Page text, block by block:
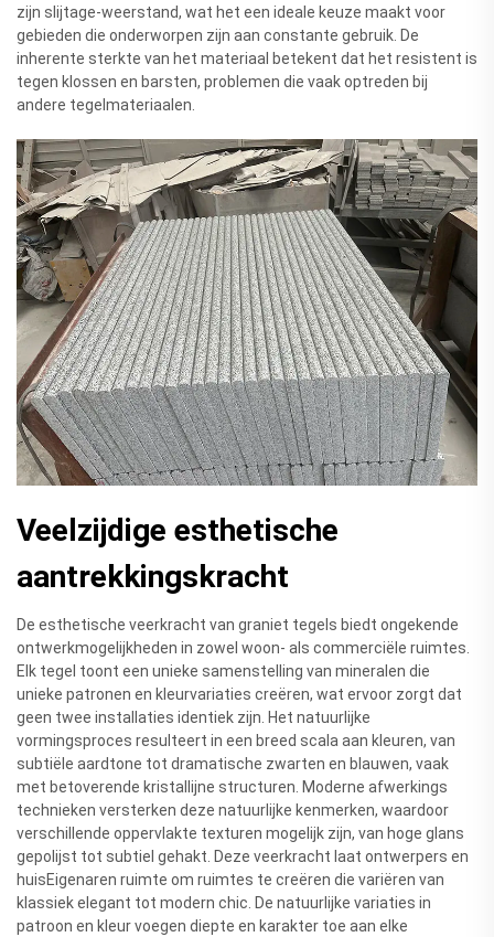
zijn slijtage-weerstand, wat het een ideale keuze maakt voor
gebieden die onderworpen zijn aan constante gebruik. De
inherente sterkte van het materiaal betekent dat het resistent is
tegen klossen en barsten, problemen die vaak optreden bij
andere tegelmateriaalen.
Veelzijdige esthetische
aantrekkingskracht
De esthetische veerkracht van graniet tegels biedt ongekende
ontwerkmogelijkheden in zowel woon- als commerciële ruimtes.
Elk tegel toont een unieke samenstelling van mineralen die
unieke patronen en kleurvariaties creëren, wat ervoor zorgt dat
geen twee installaties identiek zijn. Het natuurlijke
vormingsproces resulteert in een breed scala aan kleuren, van
subtiële aardtone tot dramatische zwarten en blauwen, vaak
met betoverende kristallijne structuren. Moderne afwerkings
technieken versterken deze natuurlijke kenmerken, waardoor
verschillende oppervlakte texturen mogelijk zijn, van hoge glans
gepolijst tot subtiel gehakt. Deze veerkracht laat ontwerpers en
huisEigenaren ruimte om ruimtes te creëren die variëren van
klassiek elegant tot modern chic. De natuurlijke variaties in
patroon en kleur voegen diepte en karakter toe aan elke